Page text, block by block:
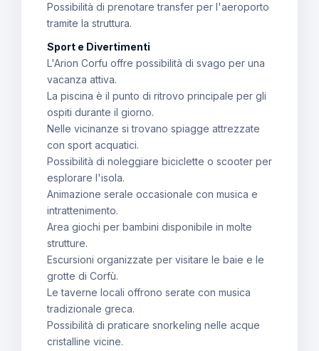
Possibilità di prenotare transfer per l'aeroporto
tramite la struttura.
Sport e Divertimenti
L'Arion Corfu offre possibilità di svago per una
vacanza attiva.
La piscina è il punto di ritrovo principale per gli
ospiti durante il giorno.
Nelle vicinanze si trovano spiagge attrezzate
con sport acquatici.
Possibilità di noleggiare biciclette o scooter per
esplorare l'isola.
Animazione serale occasionale con musica e
intrattenimento.
Area giochi per bambini disponibile in molte
strutture.
Escursioni organizzate per visitare le baie e le
grotte di Corfù.
Le taverne locali offrono serate con musica
tradizionale greca.
Possibilità di praticare snorkeling nelle acque
cristalline vicine.